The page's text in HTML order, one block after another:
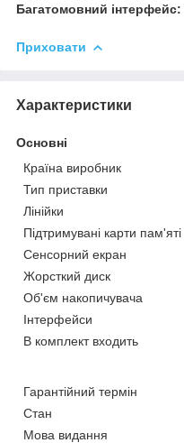
Багатомовний інтерфейс:
Приховати
Характеристики
Основні
Країна виробник
Тип приставки
Лінійки
Підтримувані карти пам'яті
Сенсорний екран
Жорсткий диск
Об'єм накопичувача
Інтерфейси
В комплект входить
Гарантійний термін
Стан
Мова видання